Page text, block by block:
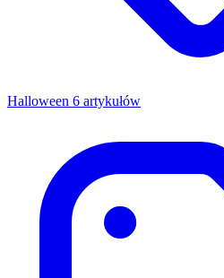
Halloween 6 artykułów